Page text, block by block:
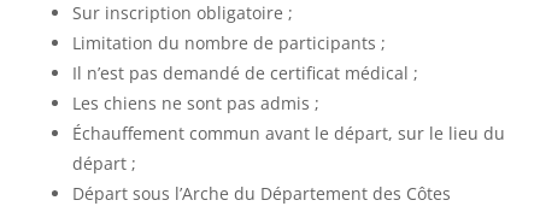
Sur inscription obligatoire ;
Limitation du nombre de participants ;
Il n’est pas demandé de certificat médical ;
Les chiens ne sont pas admis ;
Échauffement commun avant le départ, sur le lieu du
départ ;
Départ sous l’Arche du Département des Côtes